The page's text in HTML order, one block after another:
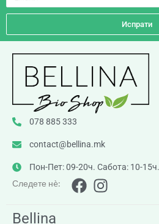
Испрати
078 885 333
contact@bellina.mk
Пон-Пет: 09-20ч. Сабота: 10-15ч.
Следете нè:
Bellina